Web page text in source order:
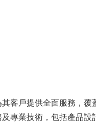
客戶提供全面服務，
專業技術，包括產品